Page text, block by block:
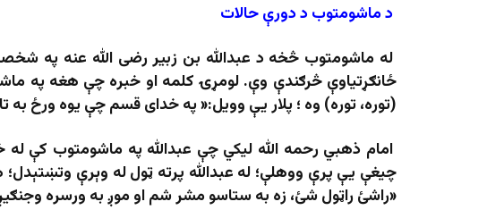
دماشومتوب د دورې حالات
له ماشومتوب څخه د عبدالله بن زبیر رضی الله عنه په
ځانګړتیاوې څرګندې وې. لومړۍ کلمه او خبره چې هغه په
(توره، توره) وه ؛ پلار یې وویل:« په خدای قسم چې یوه ورځ به
امام ذهبي رحمه الله لیکي چې عبدالله په ماشومتوب کې
چیغې یې پرې ووهلې؛ له عبدالله پرته ټول له وېرې
«راشئ راټول شئ، زه به ستاسو مشر شم او موږ به ورسره